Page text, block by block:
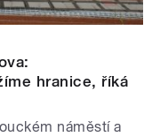
hranice, říká
náměstí a